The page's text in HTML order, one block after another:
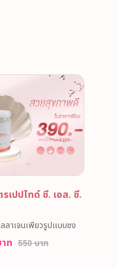
เปปไทด์ ซี. เอส. ซี.
ลาเจนเพียวรูปแบบชง
ท 550 บาท